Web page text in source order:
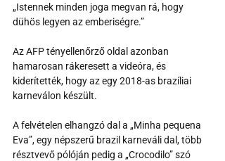
„Istennek minden joga megvan rá, hogy
dühös legyen az emberiségre.”
Az AFP tényellenőrző oldal azonban
hamarosan rákeresett a videóra, és
kiderítették, hogy az egy 2018-as brazíliai
karneválon készült.
A felvételen elhangzó dal a „Minha pequena
Eva”, egy népszerű brazil karneváli dal, több
résztvevő pólóján pedig a „Crocodilo” szó